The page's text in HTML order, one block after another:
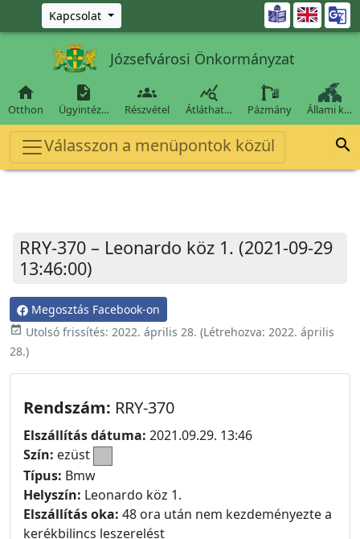
Ugrás a fő tartalomra
Kapcsolat 
Józsefvárosi Önkormányzat

Otthon

Ügyintéz…

Részvétel

Átláthat… Pázmány Állami k…
Válasszon a menüpontok közül 
RRY-370 – Leonardo köz 1. (2021-09-29
13:46:00)
Megosztás Facebook-on
event_available Utolsó frissítés: 2022. április 28. (Létrehozva: 2022. április
28.)
Rendszám: RRY-370
Elszállítás dátuma: 2021.09.29. 13:46
Szín: ezüst
Típus: Bmw
Helyszín: Leonardo köz 1.
Elszállítás oka: 48 ora után nem kezdeményezte a
kerékbilincs leszerelést